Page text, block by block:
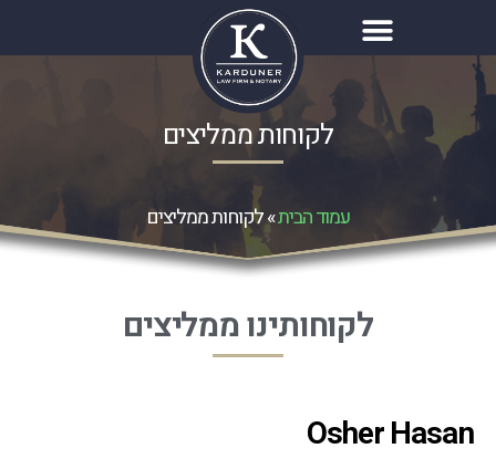
לקוחות ממליצים
עמוד הבית»לקוחות ממליצים
לקוחותינו ממליצים